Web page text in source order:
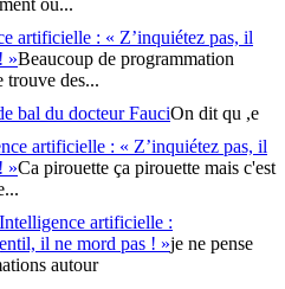
où...
artificielle : « Z’inquiétez pas, il
»Beaucoup de programmation
trouve des...
bal du docteur FauciOn dit qu ,e
artificielle : « Z’inquiétez pas, il
»Ca pirouette ça pirouette mais c'est
Intelligence artificielle :
il ne mord pas ! »je ne pense
autour